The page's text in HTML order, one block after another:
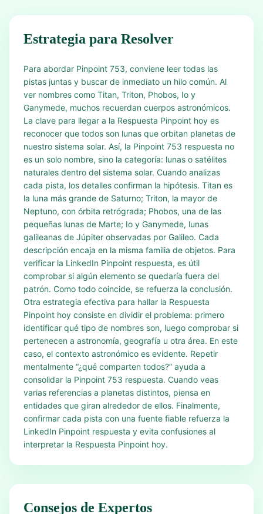
Estrategia para Resolver
Para abordar Pinpoint 753, conviene leer todas las
pistas juntas y buscar de inmediato un hilo común. Al
ver nombres como Titan, Triton, Phobos, Io y
Ganymede, muchos recuerdan cuerpos astronómicos.
La clave para llegar a la Respuesta Pinpoint hoy es
reconocer que todos son lunas que orbitan planetas de
nuestro sistema solar. Así, la Pinpoint 753 respuesta no
es un solo nombre, sino la categoría: lunas o satélites
naturales dentro del sistema solar. Cuando analizas
cada pista, los detalles confirman la hipótesis. Titan es
la luna más grande de Saturno; Triton, la mayor de
Neptuno, con órbita retrógrada; Phobos, una de las
pequeñas lunas de Marte; Io y Ganymede, lunas
galileanas de Júpiter observadas por Galileo. Cada
descripción encaja en la misma familia de objetos. Para
verificar la LinkedIn Pinpoint respuesta, es útil
comprobar si algún elemento se quedaría fuera del
patrón. Como todo coincide, se refuerza la conclusión.
Otra estrategia efectiva para hallar la Respuesta
Pinpoint hoy consiste en dividir el problema: primero
identificar qué tipo de nombres son, luego comprobar si
pertenecen a astronomía, geografía u otra área. En este
caso, el contexto astronómico es evidente. Repetir
mentalmente “¿qué comparten todos?” ayuda a
consolidar la Pinpoint 753 respuesta. Cuando veas
varias referencias a planetas distintos, piensa en
entidades que giran alrededor de ellos. Finalmente,
confirmar cada pista con una fuente fiable refuerza la
LinkedIn Pinpoint respuesta y evita confusiones al
interpretar la Respuesta Pinpoint hoy.
Consejos de Expertos